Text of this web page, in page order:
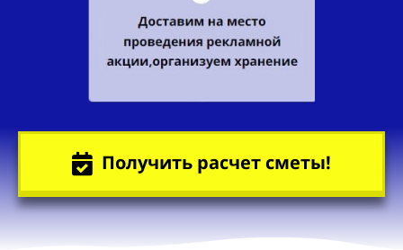
Получить расчет сметы!